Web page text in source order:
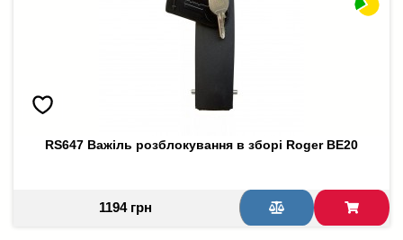
RS647 Важіль розблокування в зборі Roger BE20
1194 грн